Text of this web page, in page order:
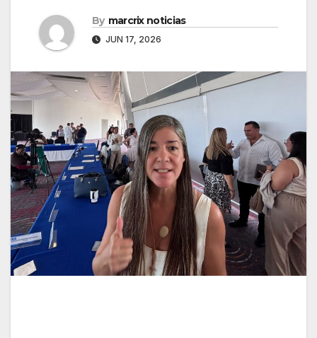
By marcrix noticias
JUN 17, 2026